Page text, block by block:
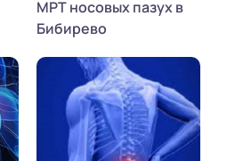
МРТ носовых пазух в
Бибирево